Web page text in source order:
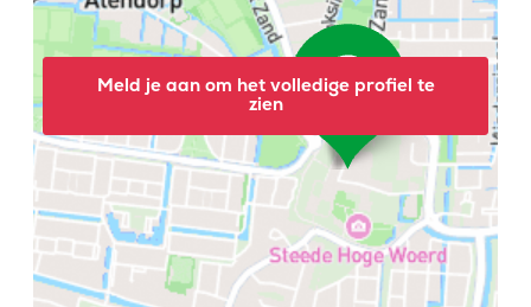
Meld je aan om het volledige profiel te
zien